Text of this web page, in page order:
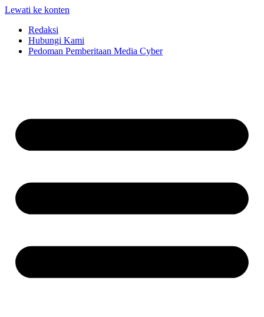
Lewati ke konten
Redaksi
Hubungi Kami
Pedoman Pemberitaan Media Cyber